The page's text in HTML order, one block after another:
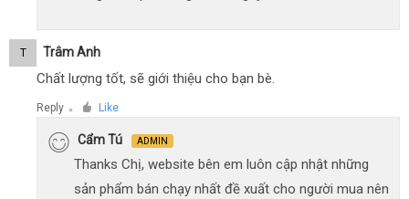
T Trâm Anh
Chất lượng tốt, sẽ giới thiệu cho bạn bè.
Reply ● Like
Cẩm Tú ADMIN
Thanks Chị, website bên em luôn cập nhật những
sản phẩm bán chạy nhất đề xuất cho người mua nên